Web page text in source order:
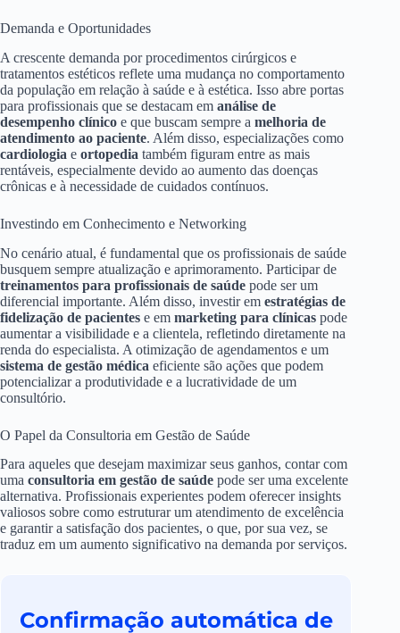
Demanda e Oportunidades
A crescente demanda por procedimentos cirúrgicos e
tratamentos estéticos reflete uma mudança no comportamento
da população em relação à saúde e à estética. Isso abre portas
para profissionais que se destacam em análise de
desempenho clínico e que buscam sempre a melhoria de
atendimento ao paciente. Além disso, especializações como
cardiologia e ortopedia também figuram entre as mais
rentáveis, especialmente devido ao aumento das doenças
crônicas e à necessidade de cuidados contínuos.
Investindo em Conhecimento e Networking
No cenário atual, é fundamental que os profissionais de saúde
busquem sempre atualização e aprimoramento. Participar de
treinamentos para profissionais de saúde pode ser um
diferencial importante. Além disso, investir em estratégias de
fidelização de pacientes e em marketing para clínicas pode
aumentar a visibilidade e a clientela, refletindo diretamente na
renda do especialista. A otimização de agendamentos e um
sistema de gestão médica eficiente são ações que podem
potencializar a produtividade e a lucratividade de um
consultório.
O Papel da Consultoria em Gestão de Saúde
Para aqueles que desejam maximizar seus ganhos, contar com
uma consultoria em gestão de saúde pode ser uma excelente
alternativa. Profissionais experientes podem oferecer insights
valiosos sobre como estruturar um atendimento de excelência
e garantir a satisfação dos pacientes, o que, por sua vez, se
traduz em um aumento significativo na demanda por serviços.
Confirmação automática de